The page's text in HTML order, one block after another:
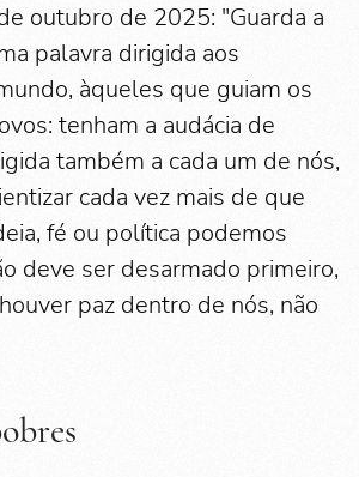
outubro de 2025: "Guarda a
palavra dirigida aos
àqueles que guiam os
tenham a audácia de
também a cada um de nós,
cada vez mais de que
fé ou política podemos
deve ser desarmado primeiro,
paz dentro de nós, não